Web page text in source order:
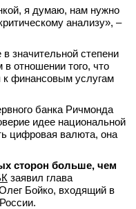
я думаю, нам нужно
анализу», –
значительной степени
отношении того, что
к финансовым услугам
банка Ричмонда
идее национальной
цифровая валюта, она
сторон больше, чем
заявил глава
Бойко, входящий в